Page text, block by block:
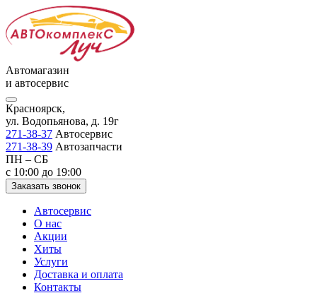
Автомагазин
и автосервис
Красноярск,
ул. Водопьянова, д. 19г
271-38-37 Автосервис
271-38-39 Автозапчасти
ПН – СБ
с 10:00 до 19:00
Заказать звонок
Автосервис
О нас
Акции
Хиты
Услуги
Доставка и оплата
Контакты